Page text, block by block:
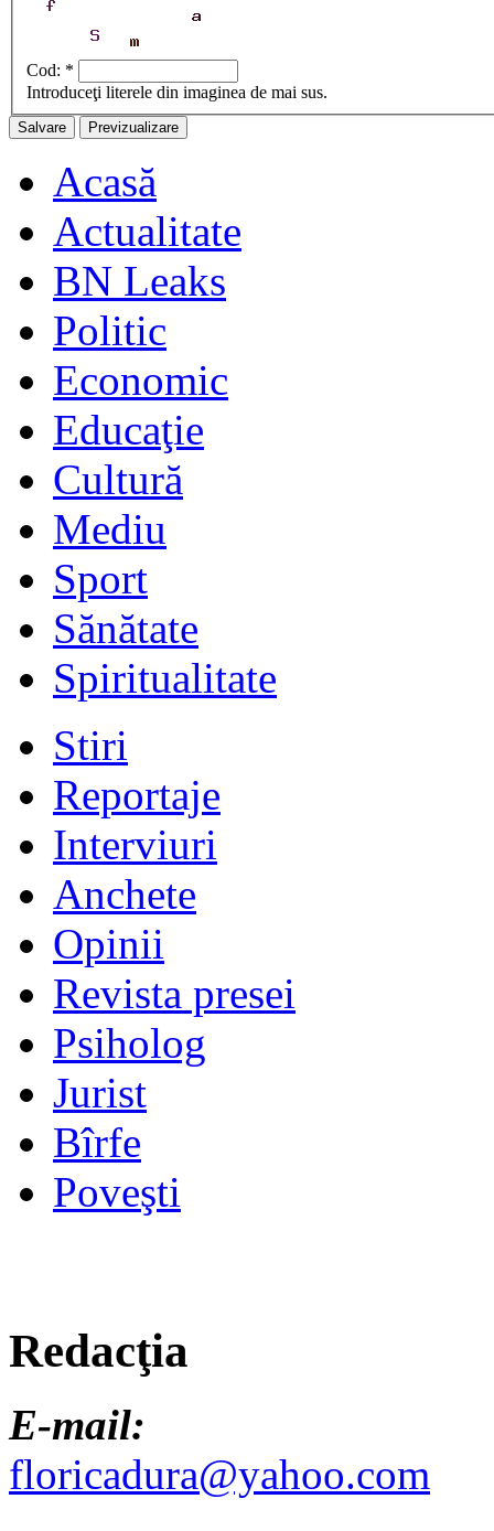
Cod: *
Introduceţi literele din imaginea de mai sus.
Acasă
Actualitate
BN Leaks
Politic
Economic
Educaţie
Cultură
Mediu
Sport
Sănătate
Spiritualitate
Stiri
Reportaje
Interviuri
Anchete
Opinii
Revista presei
Psiholog
Jurist
Bîrfe
Poveşti
Redacţia
E-mail:
floricadura@yahoo.com